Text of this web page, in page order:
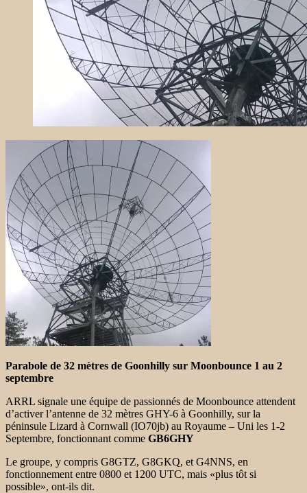
Parabole de 32 mètres de Goonhilly sur Moonbounce 1 au 2
septembre
ARRL signale une équipe de passionnés de Moonbounce attendent
d’activer l’antenne de 32 mètres GHY-6 à Goonhilly, sur la
péninsule Lizard à Cornwall (IO70jb) au Royaume – Uni les 1-2
Septembre, fonctionnant comme GB6GHY
Le groupe, y compris G8GTZ, G8GKQ, et G4NNS, en
fonctionnement entre 0800 et 1200 UTC, mais «plus tôt si
possible», ont-ils dit.